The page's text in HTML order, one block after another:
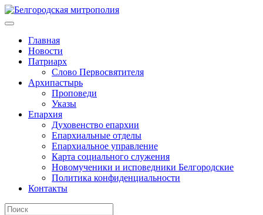
Главная
Новости
Патриарх
Слово Первосвятителя
Архипастырь
Проповеди
Указы
Епархия
Духовенство епархии
Епархиальные отделы
Епархиальное управление
Карта социального служения
Новомученики и исповедники Белгородские
Политика конфиденциальности
Контакты